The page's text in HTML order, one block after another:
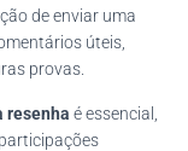
de enviar uma
úteis,
provas.
resenha é essencial,